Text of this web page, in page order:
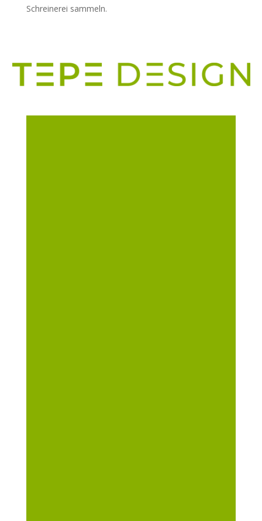
Schreinerei sammeln.